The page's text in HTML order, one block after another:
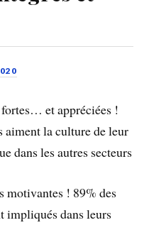
et appréciées !
aiment la culture de leur
dans les autres secteurs
motivantes ! 89% des
impliqués dans leurs